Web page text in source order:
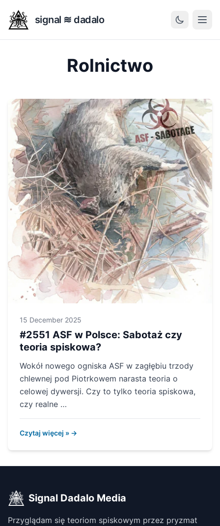
signal ≋ dadalo
Rolnictwo
15 December 2025
#2551 ASF w Polsce: Sabotaż czy
teoria spiskowa?
Wokół nowego ogniska ASF w zagłębiu trzody
chlewnej pod Piotrkowem narasta teoria o
celowej dywersji. Czy to tylko teoria spiskowa,
czy realne …
Czytaj więcej » →
Signal Dadalo Media
Przyglądam się teoriom spiskowym przez pryzmat